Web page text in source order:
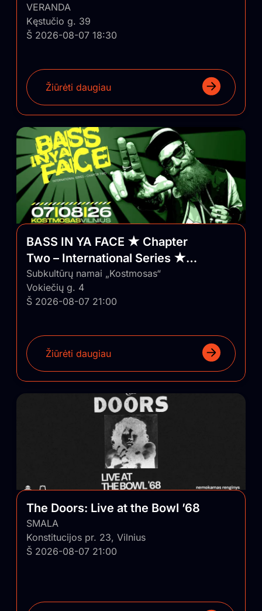
VERANDA
Kęstučio g. 39
Š 2026-08-07 18:30
Žiūrėti daugiau
BASS IN YA FACE ★ Chapter
Two – International Series ★
Vilnius/Lithuania
Subkultūrų namai „Kostmosas“
Vokiečių g. 4
Š 2026-08-07 21:00
Žiūrėti daugiau
The Doors: Live at the Bowl ’68
SMALA
Konstitucijos pr. 23, Vilnius
Š 2026-08-07 21:00